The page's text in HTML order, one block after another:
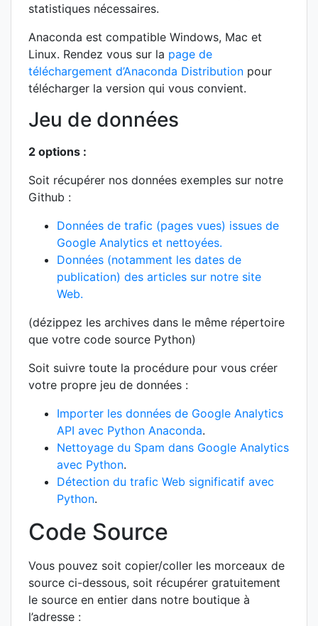
statistiques nécessaires.
Anaconda est compatible Windows, Mac et
Linux. Rendez vous sur la page de
téléchargement d’Anaconda Distribution pour
télécharger la version qui vous convient.
Jeu de données
2 options :
Soit récupérer nos données exemples sur notre
Github :
Données de trafic (pages vues) issues de
Google Analytics et nettoyées.
Données (notamment les dates de
publication) des articles sur notre site
Web.
(dézippez les archives dans le même répertoire
que votre code source Python)
Soit suivre toute la procédure pour vous créer
votre propre jeu de données :
Importer les données de Google Analytics
API avec Python Anaconda.
Nettoyage du Spam dans Google Analytics
avec Python.
Détection du trafic Web significatif avec
Python.
Code Source
Vous pouvez soit copier/coller les morceaux de
source ci-dessous, soit récupérer gratuitement
le source en entier dans notre boutique à
l’adresse :